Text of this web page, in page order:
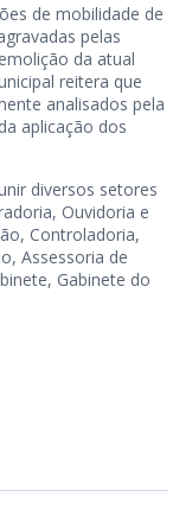
de mobilidade de
pelas
da atual
reitera que
analisados pela
aplicação dos
diversos setores
Ouvidoria e
Controladoria,
Assessoria de
Gabinete do